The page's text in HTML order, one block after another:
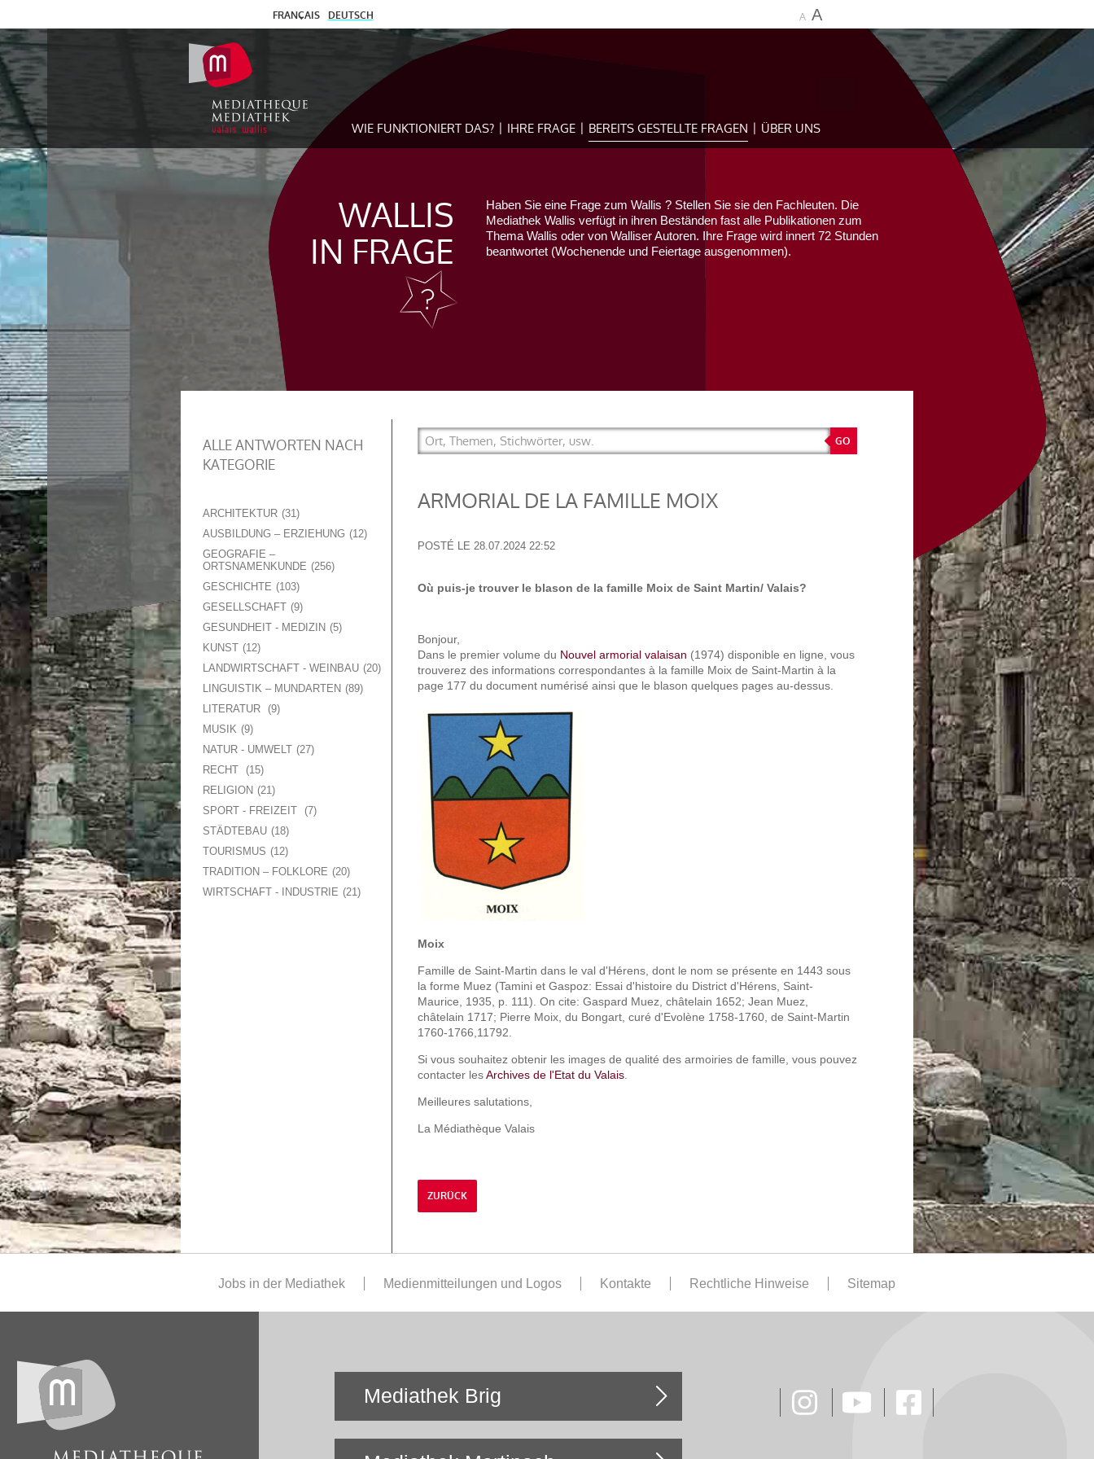
FRANÇAIS DEUTSCH A A
WIE FUNKTIONIERT DAS? IHRE FRAGE BEREITS GESTELLTE FRAGEN ÜBER UNS
WALLIS
IN FRAGE
Haben Sie eine Frage zum Wallis ? Stellen Sie sie den Fachleuten. Die
Mediathek Wallis verfügt in ihren Beständen fast alle Publikationen zum
Thema Wallis oder von Walliser Autoren. Ihre Frage wird innert 72 Stunden
beantwortet (Wochenende und Feiertage ausgenommen).
ALLE ANTWORTEN NACH
KATEGORIE
ARCHITEKTUR 31
AUSBILDUNG – ERZIEHUNG
12
GEOGRAFIE –
ORTSNAMENKUNDE
256
GESCHICHTE
103
GESELLSCHAFT 9
GESUNDHEIT - MEDIZIN
5
KUNST 12
LANDWIRTSCHAFT - WEINBAU 20
LINGUISTIK – MUNDARTEN
89
LITERATUR
9
MUSIK 9
NATUR - UMWELT 27
RECHT
15
RELIGION
21
SPORT - FREIZEIT
7
STÄDTEBAU 18
TOURISMUS
12
TRADITION – FOLKLORE
20
WIRTSCHAFT - INDUSTRIE
21
ARMORIAL DE LA FAMILLE MOIX
POSTÉ LE 28.07.2024 22:52
Où puis-je trouver le blason de la famille Moix de Saint Martin/ Valais?
Bonjour,
Dans le premier volume du Nouvel armorial valaisan (1974) disponible en ligne, vous
trouverez des informations correspondantes à la famille Moix de Saint-Martin à la
page 177 du document numérisé ainsi que le blason quelques pages au-dessus.
Moix
Famille de Saint-Martin dans le val d'Hérens, dont le nom se présente en 1443 sous
la forme Muez (Tamini et Gaspoz: Essai d'histoire du District d'Hérens, Saint-
Maurice, 1935, p. 111). On cite: Gaspard Muez, châtelain 1652; Jean Muez,
châtelain 1717; Pierre Moix, du Bongart, curé d'Evolène 1758-1760, de Saint-Martin
1760-1766,11792.
Si vous souhaitez obtenir les images de qualité des armoiries de famille, vous pouvez
contacter lesArchives de l'Etat du Valais.
Meilleures salutations,
La Médiathèque Valais
ZURÜCK
Jobs in der Mediathek Medienmitteilungen und Logos Kontakte Rechtliche Hinweise Sitemap
Mediathek Brig